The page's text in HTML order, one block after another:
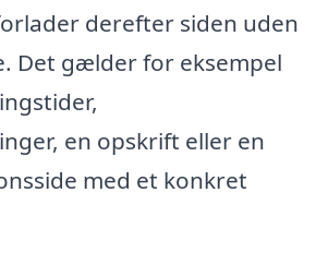
derefter siden uden
Det gælder for eksempel
en opskrift eller en
med et konkret